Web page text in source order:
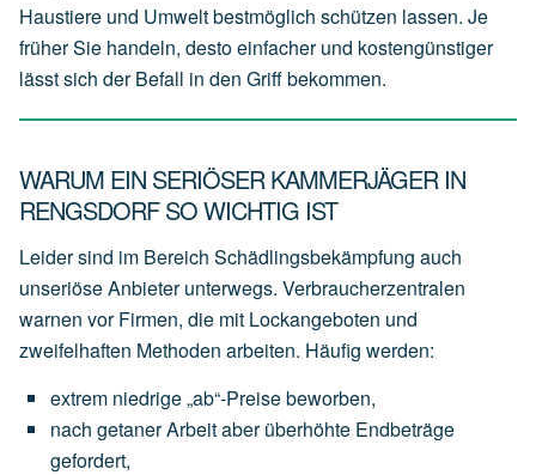
Haustiere und Umwelt bestmöglich schützen lassen. Je
früher Sie handeln, desto einfacher und kostengünstiger
lässt sich der Befall in den Griff bekommen.
WARUM EIN SERIÖSER KAMMERJÄGER IN
RENGSDORF SO WICHTIG IST
Leider sind im Bereich Schädlingsbekämpfung auch
unseriöse Anbieter unterwegs. Verbraucherzentralen
warnen vor Firmen, die mit Lockangeboten und
zweifelhaften Methoden arbeiten. Häufig werden:
extrem niedrige„ab“-Preisebeworben,
nach getanerArbeitaber überhöhte Endbeträge
gefordert,